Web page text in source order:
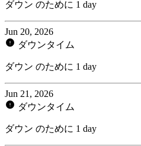
ダウン のために 1 day
Jun 20, 2026
ダウンタイム
ダウン のために 1 day
Jun 21, 2026
ダウンタイム
ダウン のために 1 day